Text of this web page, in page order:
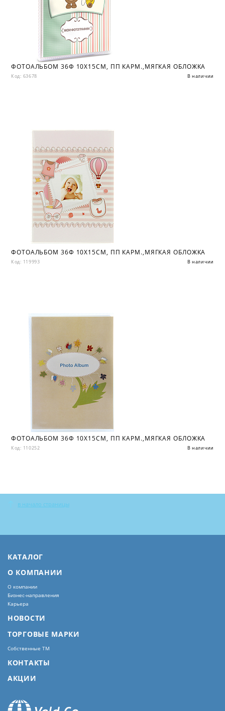
ФОТОАЛЬБОМ 36Ф 10X15СМ, ПП КАРМ.,МЯГКАЯ ОБЛОЖКА
Код: 63678 В наличии
ФОТОАЛЬБОМ 36Ф 10X15СМ, ПП КАРМ.,МЯГКАЯ ОБЛОЖКА
Код: 119993 В наличии
ФОТОАЛЬБОМ 36Ф 10X15СМ, ПП КАРМ.,МЯГКАЯ ОБЛОЖКА
Код: 110252 В наличии
в начало страницы
КАТАЛОГ
О КОМПАНИИ
О компании
Бизнес-направления
Карьера
НОВОСТИ
ТОРГОВЫЕ МАРКИ
Собственные ТМ
КОНТАКТЫ
АКЦИИ